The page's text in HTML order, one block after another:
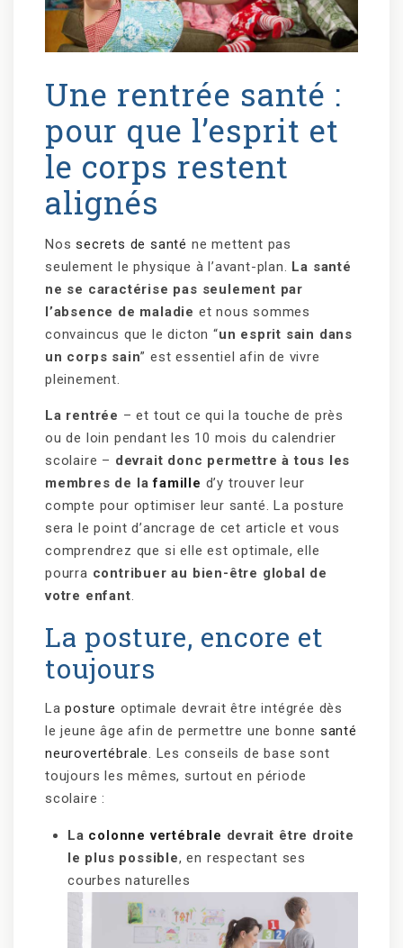
Une rentrée santé :
pour que l’esprit et
le corps restent
alignés
Nossecrets de santé ne mettent pas
seulement le physique à l’avant-plan. La santé
ne se caractérise pas seulement par
l’absence de maladie et nous sommes
convaincus que le dicton “un esprit sain dans
un corps sain” est essentiel afin de vivre
pleinement.
La rentrée – et tout ce qui la touche de près
ou de loin pendant les 10 mois du calendrier
scolaire – devrait donc permettre à tous les
membres de lafamille d’y trouver leur
compte pour optimiser leur santé. La posture
sera le point d’ancrage de cet article et vous
comprendrez que si elle est optimale, elle
pourra contribuer au bien-être global de
votre enfant.
La posture, encore et
toujours
Laposture optimale devrait être intégrée dès
le jeune âge afin de permettre une bonne santé
neurovertébrale. Les conseils de base sont
toujours les mêmes, surtout en période
scolaire :
La colonne vertébrale devrait être droite
le plus possible, en respectant ses
courbes naturelles